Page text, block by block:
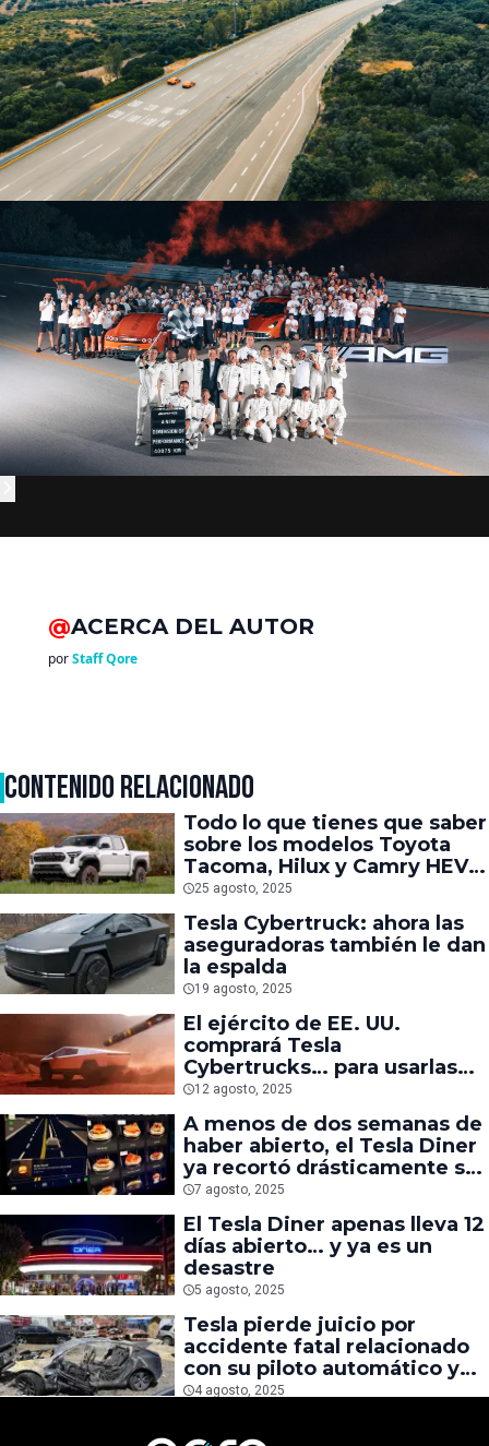
@ACERCA DEL AUTOR
porStaff Qore
CONTENIDO RELACIONADO
Todo lo que tienes que saber
sobre los modelos Toyota
Tacoma, Hilux y Camry HEV
2025
25 agosto, 2025
Tesla Cybertruck: ahora las
aseguradoras también le dan
la espalda
19 agosto, 2025
El ejército de EE. UU.
comprará Tesla
Cybertrucks… para usarlas
como blancos de misiles
12 agosto, 2025
A menos de dos semanas de
haber abierto, el Tesla Diner
ya recortó drásticamente su
menú
7 agosto, 2025
El Tesla Diner apenas lleva 12
días abierto… y ya es un
desastre
5 agosto, 2025
Tesla pierde juicio por
accidente fatal relacionado
con su piloto automático y
deberá pagar hasta $243
4 agosto, 2025